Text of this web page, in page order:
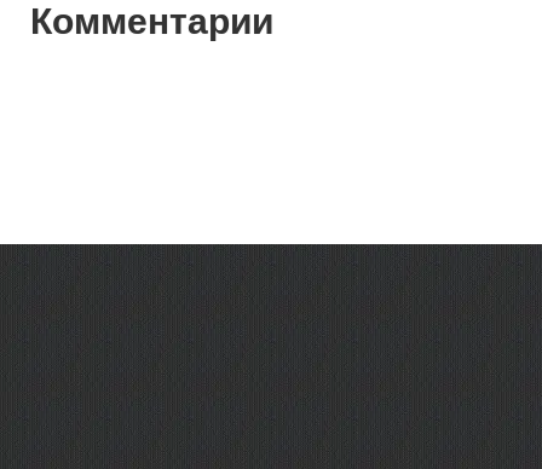
Комментарии